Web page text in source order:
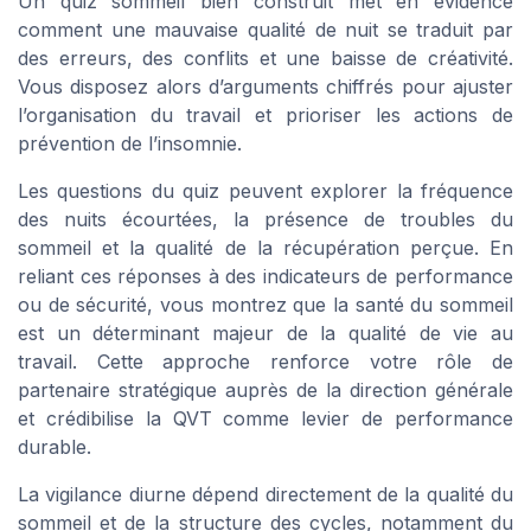
comment une mauvaise qualité de nuit se traduit par
des erreurs, des conflits et une baisse de créativité.
Vous disposez alors d’arguments chiffrés pour ajuster
l’organisation du travail et prioriser les actions de
prévention de l’insomnie.
Les questions du quiz peuvent explorer la fréquence
des nuits écourtées, la présence de troubles du
sommeil et la qualité de la récupération perçue. En
reliant ces réponses à des indicateurs de performance
ou de sécurité, vous montrez que la santé du sommeil
est un déterminant majeur de la qualité de vie au
travail. Cette approche renforce votre rôle de
partenaire stratégique auprès de la direction générale
et crédibilise la QVT comme levier de performance
durable.
La vigilance diurne dépend directement de la qualité du
sommeil et de la structure des cycles, notamment du